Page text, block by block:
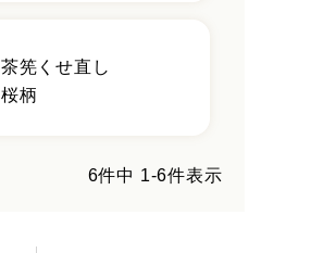
茶筅くせ直し
桜柄
6件中 1-6件表示